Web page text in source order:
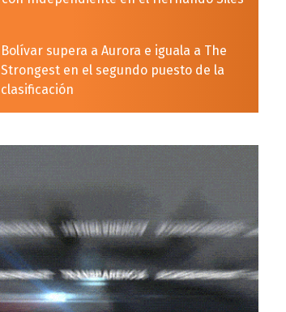
Bolívar supera a Aurora e iguala a The
Strongest en el segundo puesto de la
clasificación